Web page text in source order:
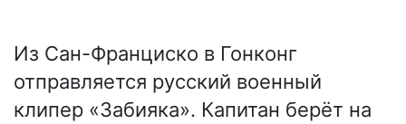
Из Сан-Франциско в Гонконг
отправляется русский военный
клипер «Забияка». Капитан берёт на